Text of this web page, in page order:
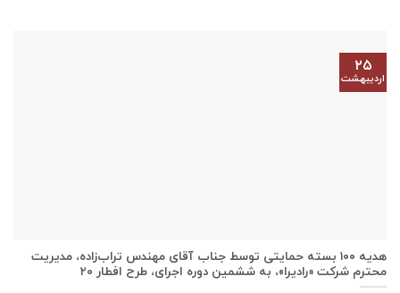
هدیه ۱۰۰ بسته حمایتی توسط جناب آقای مهندس تراب‌زاده، مدیریت
محترم شرکت «رادیرا»، به ششمین دوره اجرای، طرح افطار ۲۰
۲۵
اردیبهشت